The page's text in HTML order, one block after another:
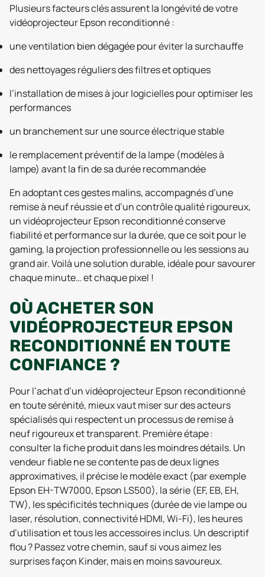
Plusieurs facteurs clés assurent la longévité de votre
vidéoprojecteur Epson reconditionné :
une ventilation bien dégagée pour éviter la surchauffe
des nettoyages réguliers des filtres et optiques
l’installation de mises à jour logicielles pour optimiser les
performances
un branchement sur une source électrique stable
le remplacement préventif de la lampe (modèles à
lampe) avant la fin de sa durée recommandée
En adoptant ces gestes malins, accompagnés d’une
remise à neuf réussie et d’un contrôle qualité rigoureux,
un vidéoprojecteur Epson reconditionné conserve
fiabilité et performance sur la durée, que ce soit pour le
gaming, la projection professionnelle ou les sessions au
grand air. Voilà une solution durable, idéale pour savourer
chaque minute… et chaque pixel !
OÙ ACHETER SON
VIDÉOPROJECTEUR EPSON
RECONDITIONNÉ EN TOUTE
CONFIANCE ?
Pour l’achat d’un vidéoprojecteur Epson reconditionné
en toute sérénité, mieux vaut miser sur des acteurs
spécialisés qui respectent un processus de remise à
neuf rigoureux et transparent. Première étape :
consulter la fiche produit dans les moindres détails. Un
vendeur fiable ne se contente pas de deux lignes
approximatives, il précise le modèle exact (par exemple
Epson EH-TW7000, Epson LS500), la série (EF, EB, EH,
TW), les spécificités techniques (durée de vie lampe ou
laser, résolution, connectivité HDMI, Wi-Fi), les heures
d’utilisation et tous les accessoires inclus. Un descriptif
flou ? Passez votre chemin, sauf si vous aimez les
surprises façon Kinder, mais en moins savoureux.